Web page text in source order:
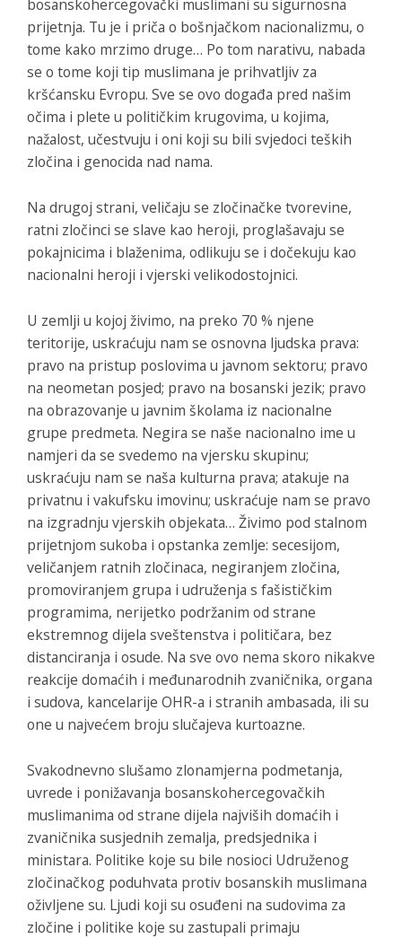
bosanskohercegovački muslimani su sigurnosna
prijetnja. Tu je i priča o bošnjačkom nacionalizmu, o
tome kako mrzimo druge… Po tom narativu, nabada
se o tome koji tip muslimana je prihvatljiv za
kršćansku Evropu. Sve se ovo događa pred našim
očima i plete u političkim krugovima, u kojima,
nažalost, učestvuju i oni koji su bili svjedoci teških
zločina i genocida nad nama.
Na drugoj strani, veličaju se zločinačke tvorevine,
ratni zločinci se slave kao heroji, proglašavaju se
pokajnicima i blaženima, odlikuju se i dočekuju kao
nacionalni heroji i vjerski velikodostojnici.
U zemlji u kojoj živimo, na preko 70 % njene
teritorije, uskraćuju nam se osnovna ljudska prava:
pravo na pristup poslovima u javnom sektoru; pravo
na neometan posjed; pravo na bosanski jezik; pravo
na obrazovanje u javnim školama iz nacionalne
grupe predmeta. Negira se naše nacionalno ime u
namjeri da se svedemo na vjersku skupinu;
uskraćuju nam se naša kulturna prava; atakuje na
privatnu i vakufsku imovinu; uskraćuje nam se pravo
na izgradnju vjerskih objekata… Živimo pod stalnom
prijetnjom sukoba i opstanka zemlje: secesijom,
veličanjem ratnih zločinaca, negiranjem zločina,
promoviranjem grupa i udruženja s fašističkim
programima, nerijetko podržanim od strane
ekstremnog dijela sveštenstva i političara, bez
distanciranja i osude. Na sve ovo nema skoro nikakve
reakcije domaćih i međunarodnih zvaničnika, organa
i sudova, kancelarije OHR-a i stranih ambasada, ili su
one u najvećem broju slučajeva kurtoazne.
Svakodnevno slušamo zlonamjerna podmetanja,
uvrede i ponižavanja bosanskohercegovačkih
muslimanima od strane dijela najviših domaćih i
zvaničnika susjednih zemalja, predsjednika i
ministara. Politike koje su bile nosioci Udruženog
zločinačkog poduhvata protiv bosanskih muslimana
oživljene su. Ljudi koji su osuđeni na sudovima za
zločine i politike koje su zastupali primaju